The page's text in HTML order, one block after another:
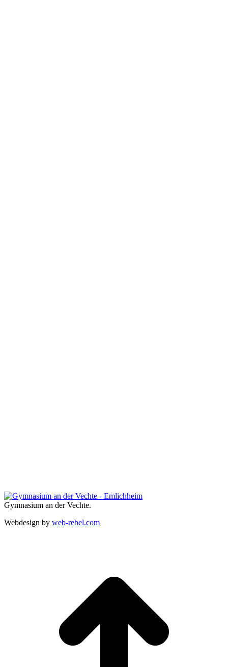
Gymnasium an der Vechte.
Webdesign by web-rebel.com